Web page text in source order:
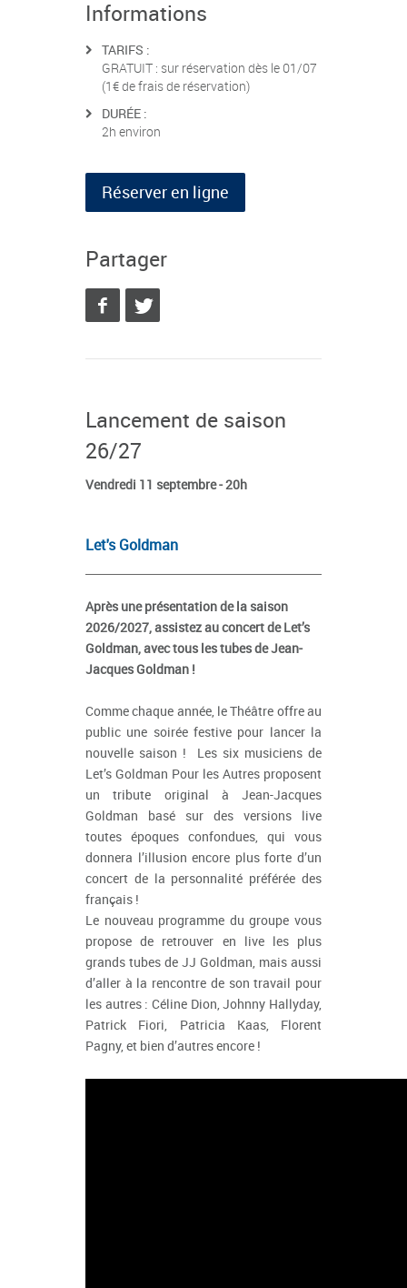
Informations
TARIFS :
GRATUIT : sur réservation dès le 01/07
(1€ de frais de réservation)
DURÉE :
2h environ
Réserver en ligne
Partager
Lancement de saison
26/27
Vendredi 11 septembre - 20h
Let's Goldman
Après une présentation de la saison
2026/2027, assistez au concert de Let’s
Goldman, avec tous les tubes de Jean-
Jacques Goldman !
Comme chaque année, le Théâtre offre au
public une soirée festive pour lancer la
nouvelle saison ! Les six musiciens de
Let’s Goldman Pour les Autres proposent
un tribute original à Jean-Jacques
Goldman basé sur des versions live
toutes époques confondues, qui vous
donnera l’illusion encore plus forte d’un
concert de la personnalité préférée des
français !
Le nouveau programme du groupe vous
propose de retrouver en live les plus
grands tubes de JJ Goldman, mais aussi
d’aller à la rencontre de son travail pour
les autres : Céline Dion, Johnny Hallyday,
Patrick Fiori, Patricia Kaas, Florent
Pagny, et bien d’autres encore !